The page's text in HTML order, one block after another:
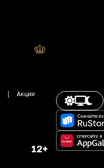
Акции
12+